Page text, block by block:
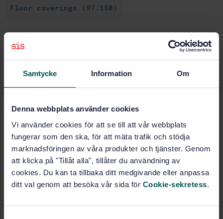
Samtycke Information Om
Denna webbplats använder cookies
Vi använder cookies för att se till att vår webbplats
fungerar som den ska, för att mäta trafik och stödja
marknadsföringen av våra produkter och tjänster. Genom
att klicka på "Tillåt alla", tillåter du användning av
cookies. Du kan ta tillbaka ditt medgivande eller anpassa
ditt val genom att besöka vår sida för Cookie-sekretess.
Floor coverings (97.150)
Buy this standard
STANDARD
homogeneous and heterogeneous relief rubber floor
Subscribe on standards - Read more
Price:
Add to cart